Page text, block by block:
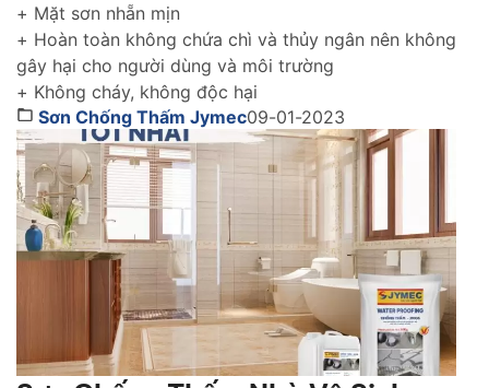
+ Mặt sơn nhẵn mịn
+ Hoàn toàn không chứa chì và thủy ngân nên không
gây hại cho người dùng và môi trường
+ Không cháy, không độc hại
Sơn Chống Thấm Jymec09-01-2023